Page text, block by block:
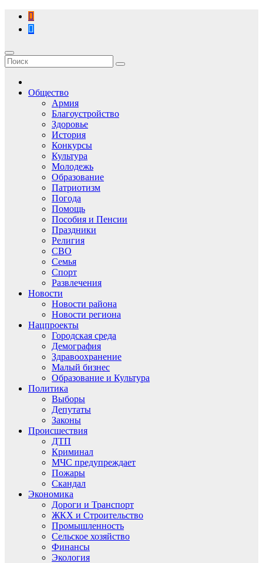
Перейти
содержимому
Общество
Армия
Благоустройство
Здоровье
История
Конкурсы
Культура
Молодежь
Образование
Патриотизм
Погода
Помощь
Пособия и Пенсии
Праздники
Религия
СВО
Семья
Спорт
Развлечения
Новости
Новости района
Новости региона
Нацпроекты
Городская среда
Демография
Здравоохранение
Малый бизнес
Образование и Культура
Политика
Выборы
Депутаты
Законы
Происшествия
ДТП
Криминал
МЧС предупреждает
Пожары
Скандал
Экономика
Дороги и Транспорт
ЖКХ и Строительство
Промышленность
Сельское хозяйство
Финансы
Экология